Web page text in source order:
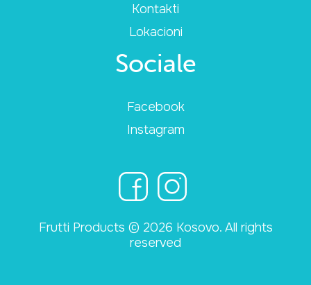
Kontakti
Lokacioni
Sociale
Facebook
Instagram
Frutti Products © 2026 Kosovo. All rights
reserved